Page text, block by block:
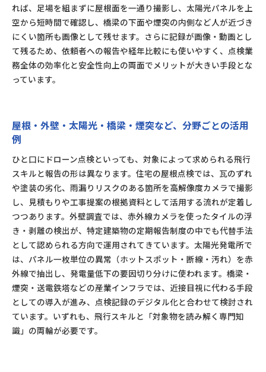
れば、足場を組まずに屋根面を一通り撮影し、太陽光パネルを上
空から短時間で確認し、橋梁の下面や煙突の内側など人が近づき
にくい箇所も画像として残せます。さらに記録が画像・動画とし
て残るため、依頼者への報告や経年比較にも使いやすく、点検業
務全体の効率化と安全性向上の両面でメリットが大きい手段とな
っています。
屋根・外壁・太陽光・橋梁・煙突など、分野ごとの活用
例
ひと口にドローン点検といっても、対象によって求められる飛行
スキルと報告の形は異なります。住宅の屋根点検では、瓦のずれ
や塗装の劣化、雨漏りリスクのある箇所を高解像度カメラで撮影
し、見積もりや工事提案の根拠資料として活用する流れが定着し
つつあります。外壁調査では、赤外線カメラを使ったタイルの浮
き・剥離の検出が、特定建築物の定期報告制度の中でも代替手法
として認められる方向で運用されてきています。太陽光発電所で
は、パネル一枚単位の異常（ホットスポット・断線・汚れ）を赤
外線で抽出し、発電量低下の要因切り分けに使われます。橋梁・
煙突・送電鉄塔などの産業インフラでは、近接目視に代わる手段
としての導入が進み、点検記録のデジタル化と合わせて検討され
ています。いずれも、飛行スキルと「対象物を読み解く専門知
識」の両輪が必要です。